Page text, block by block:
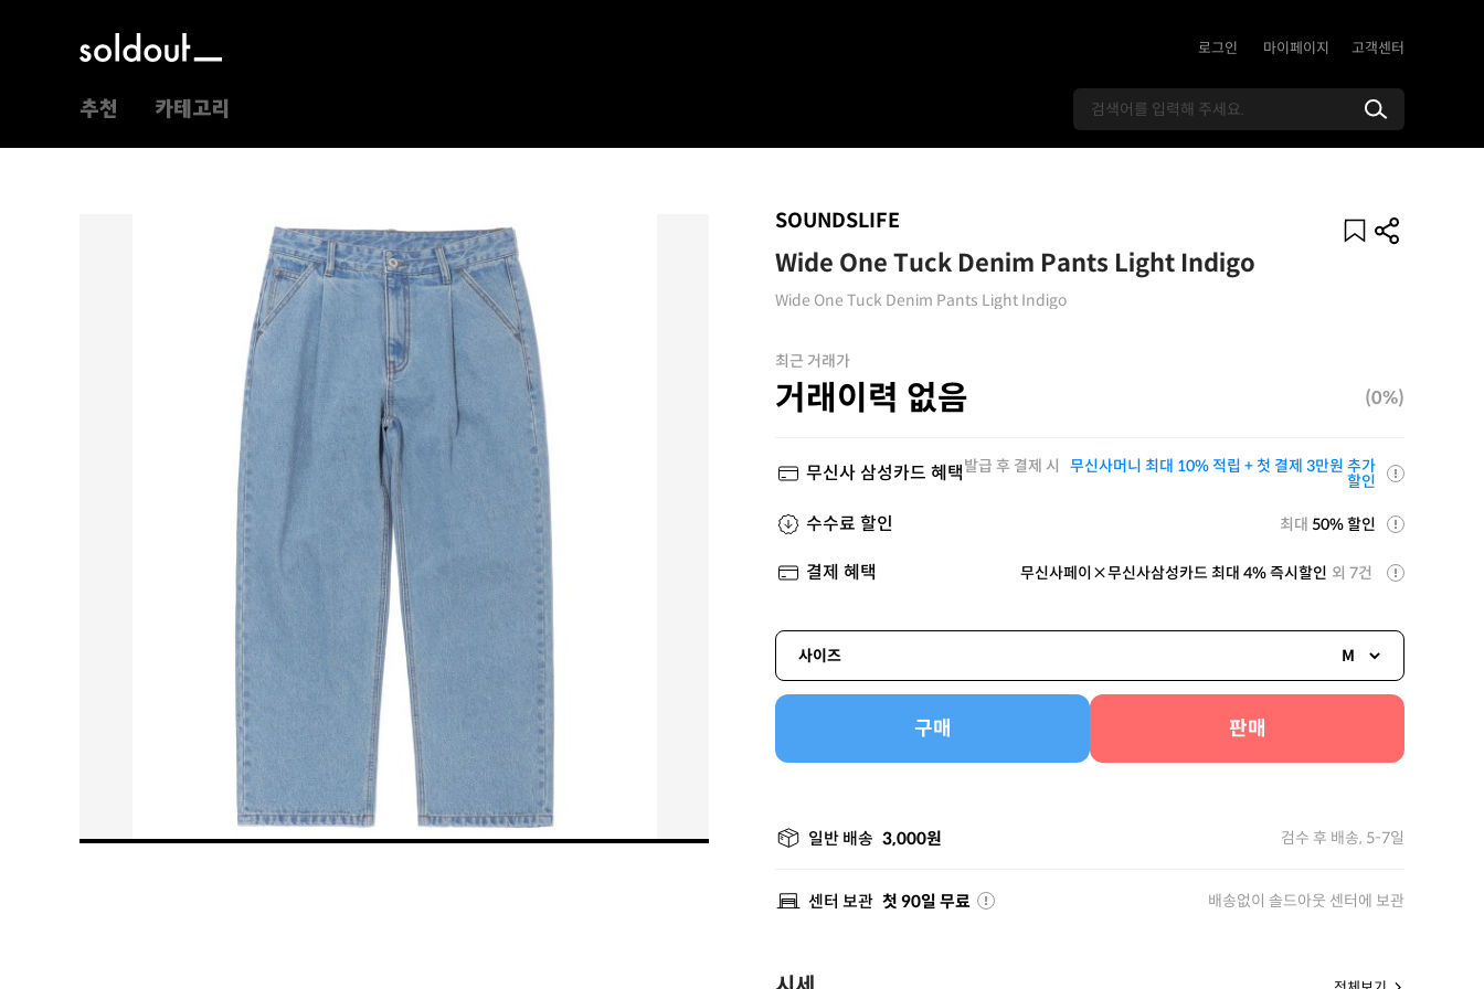
로그인 마이페이지 고객센터
추천 카테고리
SOUNDSLIFE
Wide One Tuck Denim Pants Light Indigo
Wide One Tuck Denim Pants Light Indigo
최근 거래가
거래이력 없음 (0%)
무신사 삼성카드 혜택발급 후 결제 시 무신사머니 최대 10% 적립 + 첫 결제 3만원 추가
할인
수수료 할인 최대 50% 할인
결제 혜택 무신사페이×무신사삼성카드 최대 4% 즉시할인 외 7건
사이즈 M
구매 판매
일반 배송 3,000원 검수 후 배송, 5-7일
센터 보관 첫 90일 무료 배송없이 솔드아웃 센터에 보관